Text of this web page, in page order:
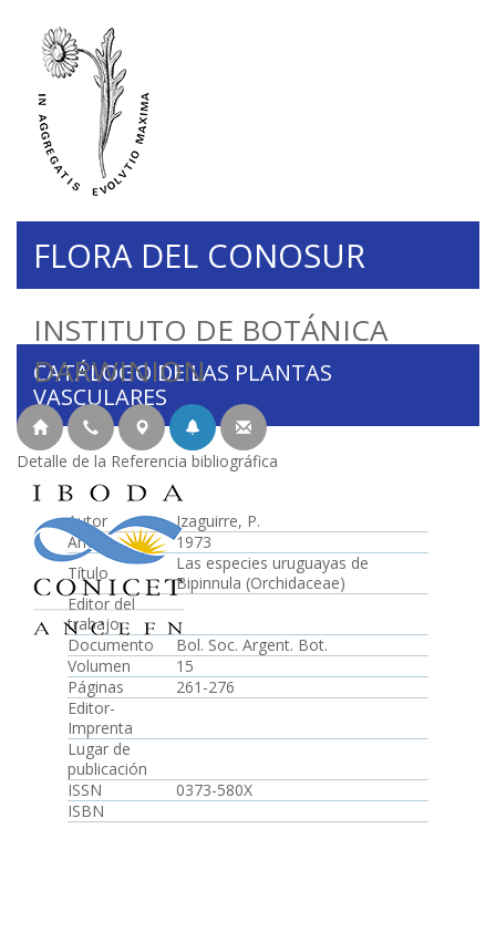
INSTITUTO DE BOTÁNICA
DARWINION
FLORA DEL CONOSUR
CATÁLOGO DE LAS PLANTAS
VASCULARES
Detalle de la Referencia bibliográfica
Autor
Izaguirre, P.
Año
1973
Título
Las especies uruguayas de
Bipinnula (Orchidaceae)
Editor del
trabajo
Documento
Bol. Soc. Argent. Bot.
Volumen
15
Páginas
261-276
Editor-
Imprenta
Lugar de
publicación
ISSN
0373-580X
ISBN